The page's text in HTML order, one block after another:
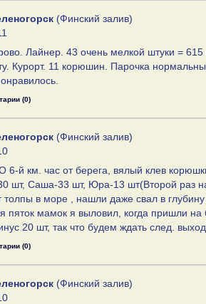
(Финский залив)
Лайнер. 43 очень мелкой штуки =
Курорт. 11 корюшин. Парочка
(0)
(Финский залив)
й км. час от берега, вялый клев
шт, Саша-33 шт, Юра-13 шт(Второй раз
толпы в море , нашли даже свал в
пяток мамок я выловил, когда пришли на
20 шт, так что будем ждать след.
(0)
(Финский залив)